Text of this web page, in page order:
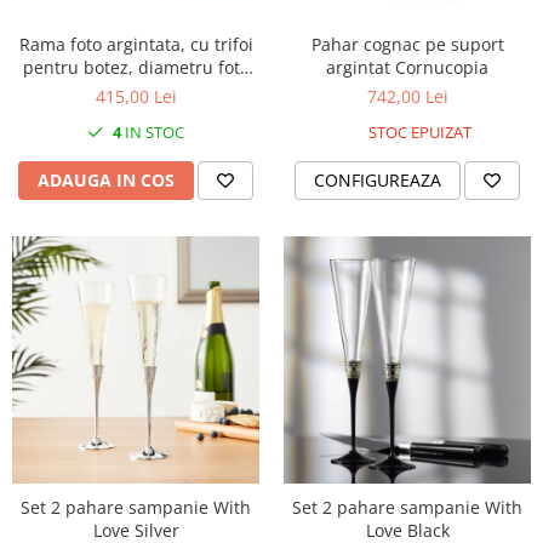
Rama foto argintata, cu trifoi
pentru botez, diametru foto
7.5cm
415,00 Lei
4IN STOC
ADAUGA IN COS
Pahar cognac pe suport
argintat Cornucopia
742,00 Lei
STOC EPUIZAT
CONFIGUREAZA
Set 2 pahare sampanie With
Love Silver
Set 2 pahare sampanie With
Love Black